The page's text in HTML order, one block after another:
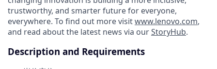
trustworthy, and smarter future for everyone,
everywhere. To find out more visitwww.lenovo.com,
and read about the latest news via ourStoryHub.
Description and Requirements